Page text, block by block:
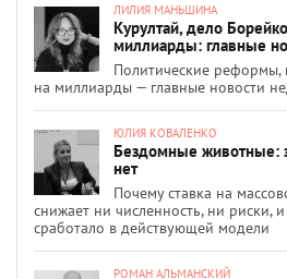
ЛИЛИЯ МАНЬШИНА
Курултай, дело
миллиарды: главные
Политические
на миллиарды — главные новости
ЮЛИЯ КОВАЛЕНКО
Бездомные животные:
нет
Почему ставка на
снижает ни численность, ни риски,
сработало в действующей модели
РОМАН АЛЬМАНСКИЙ